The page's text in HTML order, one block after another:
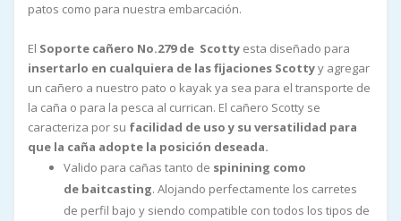
patos como para nuestra embarcación.
El Soporte cañero No.279 de Scotty esta diseñado para
insertarlo en cualquiera de las fijaciones Scottyy agregar
un cañero a nuestro pato o kayak ya sea para el transporte de
la caña o para la pesca al currican. El cañero Scotty se
caracteriza por su facilidad de uso y su versatilidad para
que la caña adopte la posición deseada.
Valido para cañas tanto de spinining como
de baitcasting. Alojando perfectamente los carretes
de perfil bajo y siendo compatible con todos los tipos de